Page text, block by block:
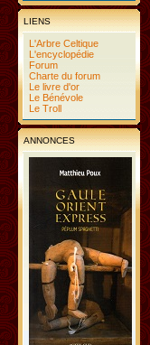
LIENS
L'Arbre Celtique
L'encyclopédie
Forum
Charte du forum
Le livre d'or
Le Bénévole
Le Troll
ANNONCES